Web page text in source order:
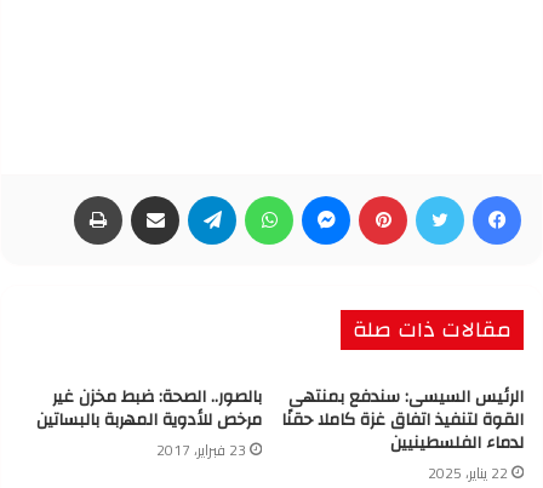
فيسبوك تويتر بينتيريست ماسنجر واتساب تيلقرام مشاركة عبر البريد
مقالات ذات صلة
الرئيس السيسى: سندفع بمنتهى
القوة لتنفيذ اتفاق غزة كاملا حقنًا
لدماء الفلسطينيين
22 يناير، 2025
بالصور.. الصحة: ضبط مخزن غير
مرخص للأدوية المهربة بالبساتين
23 فبراير، 2017